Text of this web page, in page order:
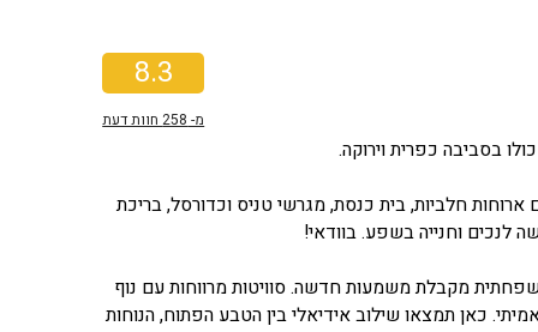
8.3
מ- 258חוות דעת
בסביבה כפרית וירוקה.
עם ארוחות חלביות, בית כנסת, מגרשי טניס וכדורסל, בריכת
מקבלת משמעות חדשה. סוויטות מרווחות עם נוף
כאן תמצאו שילוב אידיאלי בין הטבע הפתוח, הנוחות